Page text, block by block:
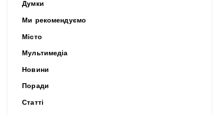
Думки
Ми рекомендуємо
Місто
Мультимедіа
Новини
Поради
Статті